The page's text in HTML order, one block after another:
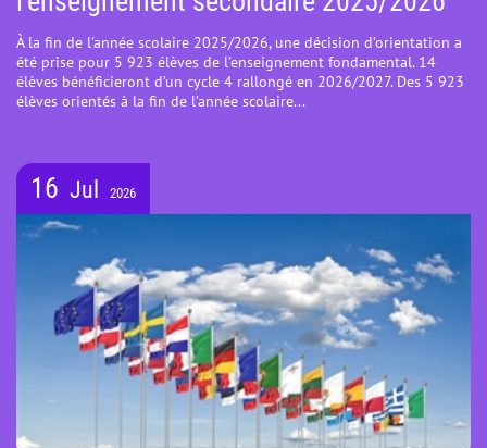
À la fin de l'année scolaire 2025/2026, une décision d’orientation a
été prise pour 5 923 élèves de l’enseignement fondamental. 14
élèves bénéficieront d’un cycle 4 rallongé en 2026/2027. Des 5 923
élèves orientés à la fin de l’année scolaire...
16 Jul 2026